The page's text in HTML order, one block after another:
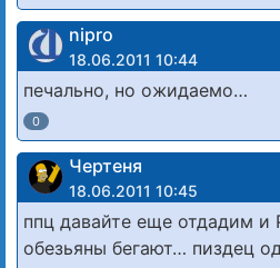
nipro
18.06.2011 10:44
печально, но ожидаемо…
0
Чертеня
18.06.2011 10:45
ппц давайте еще отдадим и
обезьяны бегают… пиздец